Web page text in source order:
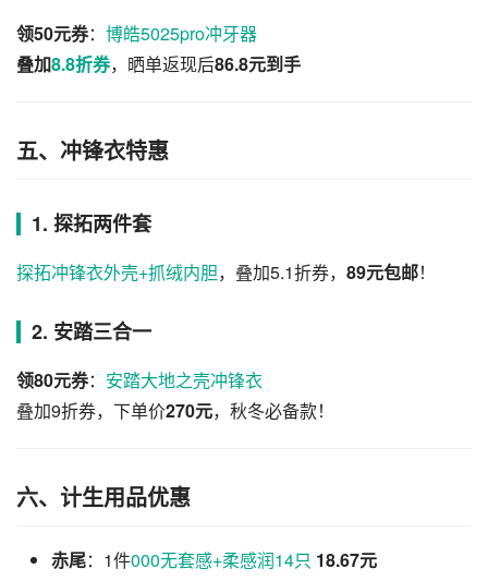
领50元券： 博皓5025pro冲牙器
叠加8.8折券，晒单返现后86.8元到手
五、冲锋衣特惠
1. 探拓两件套
探拓冲锋衣外壳+抓绒内胆，叠加5.1折券， 89元包邮！
2. 安踏三合一
领80元券： 安踏大地之壳冲锋衣
叠加9折券，下单价270元，秋冬必备款！
六、计生用品优惠
赤尾：1件000无套感+柔感润14只 18.67元